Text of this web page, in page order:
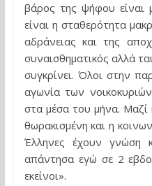
βάρος της ψήφου είναι
είναι η σταθερότητα
αδράνειας και της
συναισθηματικός αλλά
συγκρίνει. Όλοι στην
αγωνία των
στα μέσα του μήνα. Μαζί
θωρακισμένη και η
Έλληνες έχουν γνώση
απάντησα εγώ σε 2
εκείνοι».